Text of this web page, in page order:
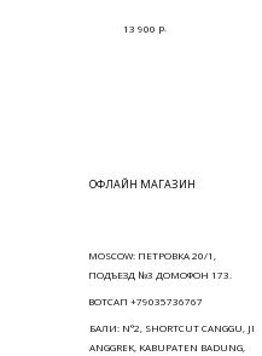
13 900 р.
ОФЛАЙН МАГАЗИН
БАЛИ: N°2, SHORTCUT CANGGU, JI
ANGGREK, KABUPATEN BADUNG,
MOSCOW: ПЕТРОВКА 20/1,
ПОДЪЕЗД №3 ДОМОФОН 173.
ВОТСАП +79035736767